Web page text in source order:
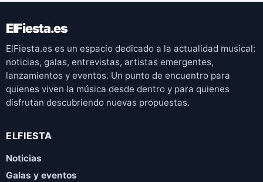
ElFiesta.es
ElFiesta.es es un espacio dedicado a la actualidad musical:
noticias, galas, entrevistas, artistas emergentes,
lanzamientos y eventos. Un punto de encuentro para
quienes viven la música desde dentro y para quienes
disfrutan descubriendo nuevas propuestas.
ELFIESTA
Noticias
Galas y eventos